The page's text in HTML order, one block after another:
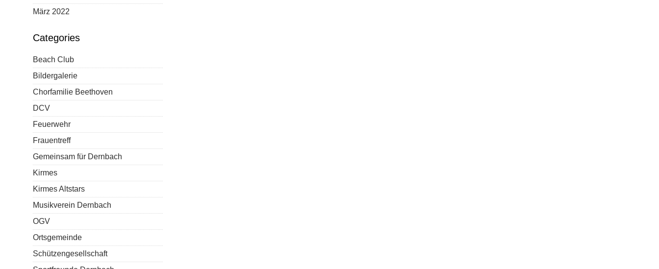
März 2022
Categories
Beach Club
Bildergalerie
Chorfamilie Beethoven
DCV
Feuerwehr
Frauentreff
Gemeinsam für Dernbach
Kirmes
Kirmes Altstars
Musikverein Dernbach
OGV
Ortsgemeinde
Schützengesellschaft